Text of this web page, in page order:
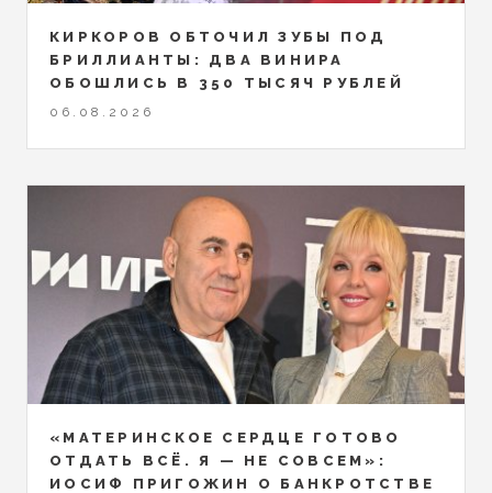
КИРКОРОВ ОБТОЧИЛ ЗУБЫ ПОД
БРИЛЛИАНТЫ: ДВА ВИНИРА
ОБОШЛИСЬ В 350 ТЫСЯЧ РУБЛЕЙ
06.08.2026
«МАТЕРИНСКОЕ СЕРДЦЕ ГОТОВО
ОТДАТЬ ВСЁ. Я — НЕ СОВСЕМ»:
ИОСИФ ПРИГОЖИН О БАНКРОТСТВЕ